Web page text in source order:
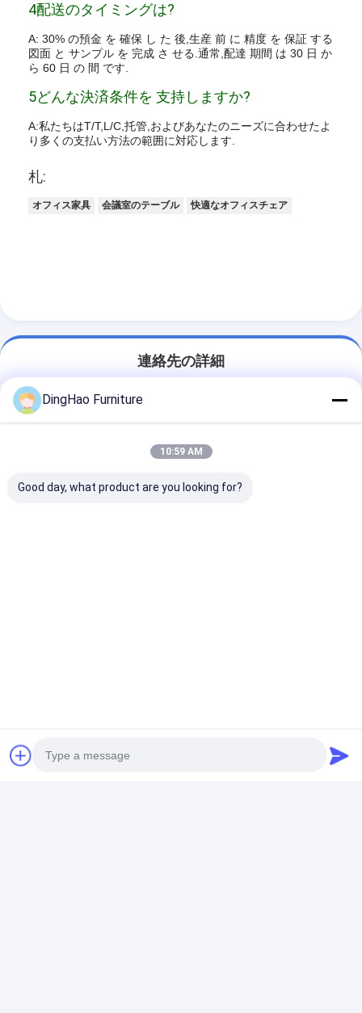
4配送のタイミングは?
A: 30% の預金 を 確保 し た 後,生産 前 に 精度 を 保証 する
図面 と サンプル を 完成 さ せる.通常,配達 期間 は 30 日 か
ら 60 日 の 間 です.
5どんな決済条件を 支持しますか?
A:私たちはT/T,L/C,托管,およびあなたのニーズに合わせたよ
り多くの支払い方法の範囲に対応します.
札:
オフィス家具 会議室のテーブル 快適なオフィスチェア
連絡先の詳細
Ms. DingHao Furniture
+86 15914501037
中国、広東省、広州市、従化区、太平鎮、経済開発
DingHao Furniture
10:59 AM
Good day, what product are you looking for?